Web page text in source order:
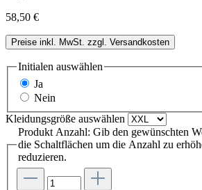
58,50 €
Preise inkl. MwSt. zzgl. Versandkosten
Initialen auswählen
Ja
Nein
Kleidungsgröße auswählen
Produkt Anzahl: Gib den gewünschten
die Schaltflächen um die Anzahl zu
reduzieren.